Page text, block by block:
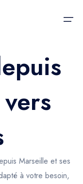
Marseille et ses
à votre besoin,